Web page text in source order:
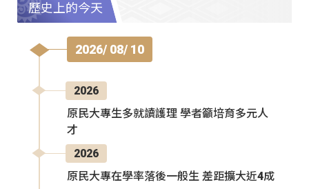
歷史上的今天
2026/ 08/ 10
2026
原民大專生多就讀護理 學者籲培育多元人
才
2026
原民大專在學率落後一般生 差距擴大近4成